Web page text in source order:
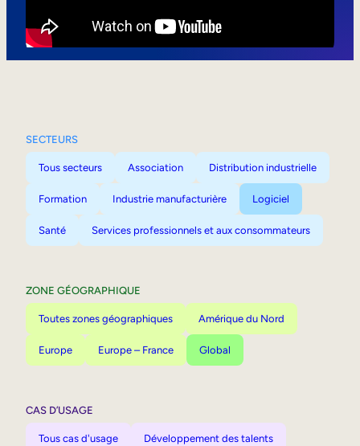
SECTEURS
Tous secteurs Association Distribution industrielle
Formation Industrie manufacturière Logiciel
Santé Services professionnels et aux consommateurs
ZONE GÉOGRAPHIQUE
Toutes zones géographiques Amérique du Nord
Europe Europe – France Global
CAS D’USAGE
Tous cas d'usage Développement des talents